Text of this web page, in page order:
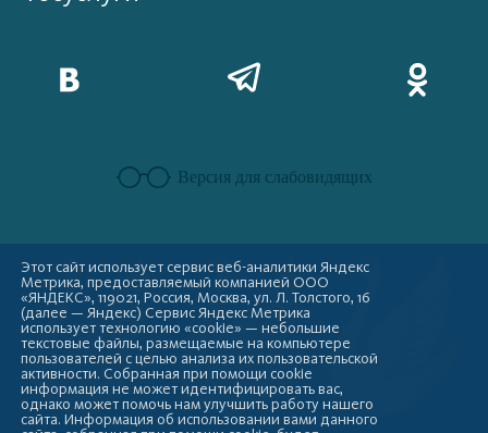
Версия для слабовидящих
Этот сайт использует сервис веб-аналитики Яндекс
Метрика, предоставляемый компанией ООО
«ЯНДЕКС», 119021, Россия, Москва, ул. Л. Толстого, 16
(далее — Яндекс) Сервис Яндекс Метрика
использует технологию «cookie» — небольшие
текстовые файлы, размещаемые на компьютере
пользователей с целью анализа их пользовательской
активности. Собранная при помощи cookie
информация не может идентифицировать вас,
однако может помочь нам улучшить работу нашего
сайта. Информация об использовании вами данного